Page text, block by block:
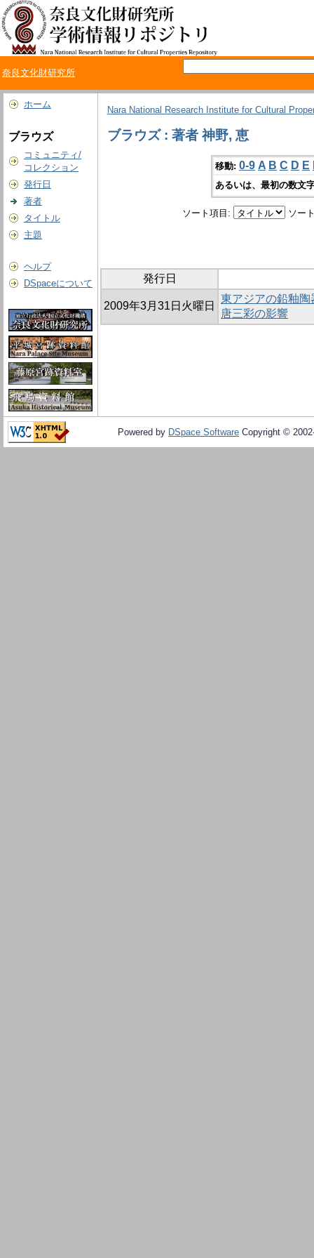
奈良文化財研究所
ホーム
ブラウズ
コミュニティ/
コレクション
発行日
著者
タイトル
主題
ヘルプ
DSpaceについて
Nara National Research Institute for Cultural
ブラウズ : 著者 神野, 恵
移動: 0-9 A B C D E
あるいは、最初の数文
ソート項目: ソー
発行日
2009年3月31日火曜日
東アジアの鉛釉
唐三彩の影響
Powered by DSpace Software Copyright ©